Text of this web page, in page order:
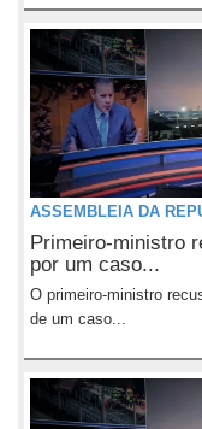
ASSEMBLEIA DA
Primeiro-ministro
por um caso...
O primeiro-ministro
de um caso...